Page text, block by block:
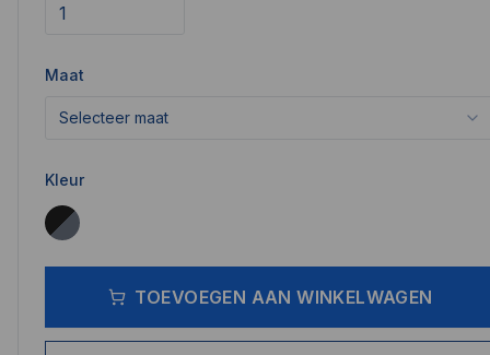
Maat
Selecteer maat
Kleur
TOEVOEGEN AAN WINKELWAGEN